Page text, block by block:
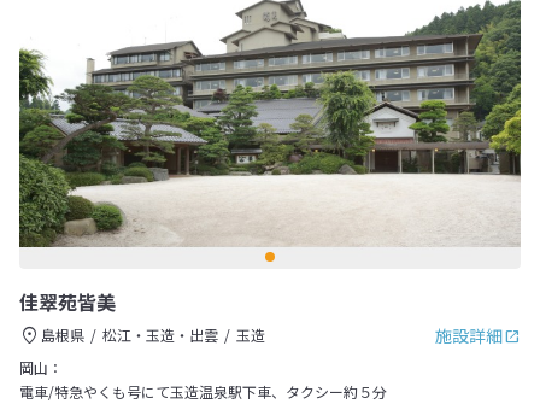
佳翠苑皆美
施設詳細
島根県 松江・玉造・出雲
玉造
岡山：
電車/特急やくも号にて玉造温泉駅下車、タクシー約５分